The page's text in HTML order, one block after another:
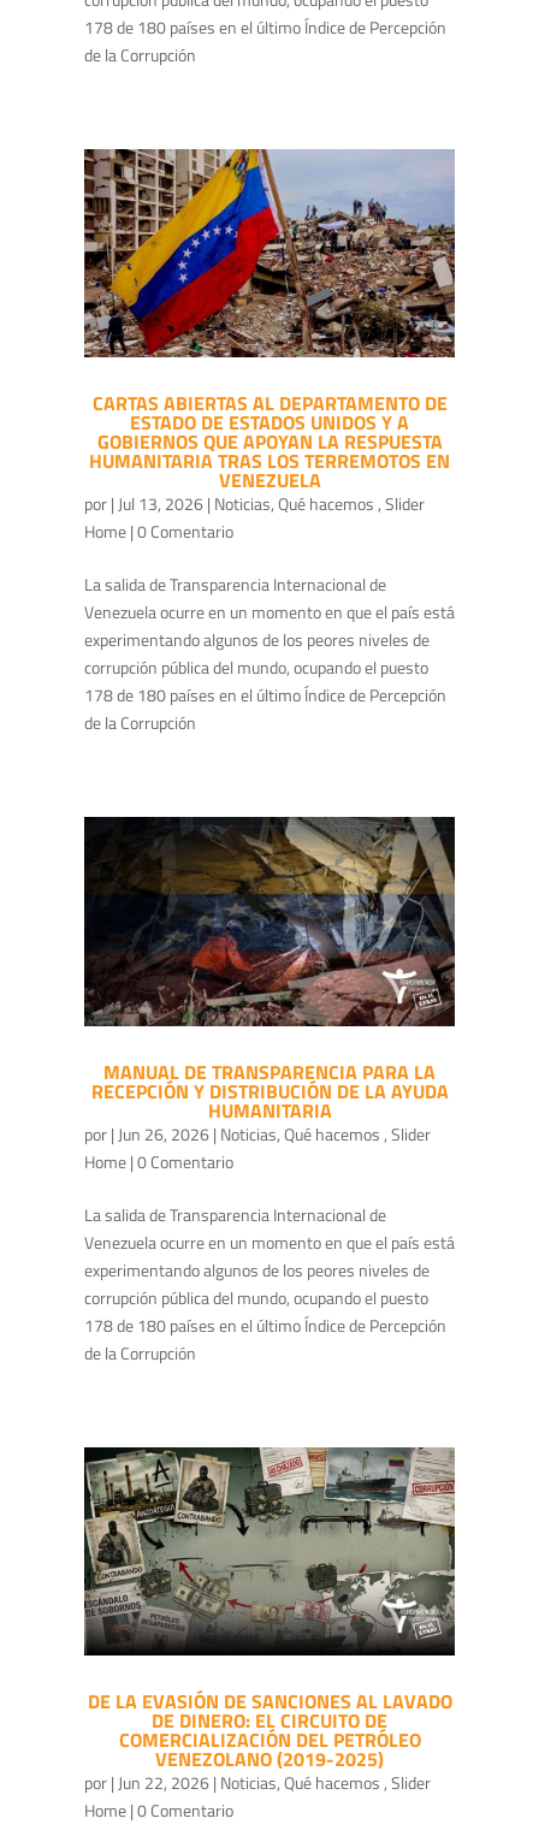
178 de 180 países en el último Índice de Percepción
de la Corrupción
CARTAS ABIERTAS AL DEPARTAMENTO DE
ESTADO DE ESTADOS UNIDOS Y A
GOBIERNOS QUE APOYAN LA RESPUESTA
HUMANITARIA TRAS LOS TERREMOTOS EN
VENEZUELA
por|Jul 13, 2026| Noticias,Qué hacemos,Slider
Home| 0 Comentario
La salida de Transparencia Internacional de
Venezuela ocurre en un momento en que el país está
experimentando algunos de los peores niveles de
corrupción pública del mundo, ocupando el puesto
178 de 180 países en el último Índice de Percepción
de la Corrupción
MANUAL DE TRANSPARENCIA PARA LA
RECEPCIÓN Y DISTRIBUCIÓN DE LA AYUDA
HUMANITARIA
por| Jun 26, 2026| Noticias,Qué hacemos ,Slider
Home| 0 Comentario
La salida de Transparencia Internacional de
Venezuela ocurre en un momento en que el país está
experimentando algunos de los peores niveles de
corrupción pública del mundo, ocupando el puesto
178 de 180 países en el último Índice de Percepción
de la Corrupción
DE LA EVASIÓN DE SANCIONES AL LAVADO
DE DINERO: EL CIRCUITO DE
COMERCIALIZACIÓN DEL PETRÓLEO
VENEZOLANO (2019-2025)
por| Jun 22, 2026| Noticias,Qué hacemos ,Slider
Home| 0 Comentario